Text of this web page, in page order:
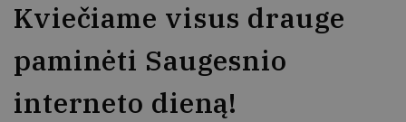
Kviečiame visus drauge
paminėti Saugesnio
interneto dieną!